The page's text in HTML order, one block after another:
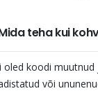
teha kui
oled koodi
või